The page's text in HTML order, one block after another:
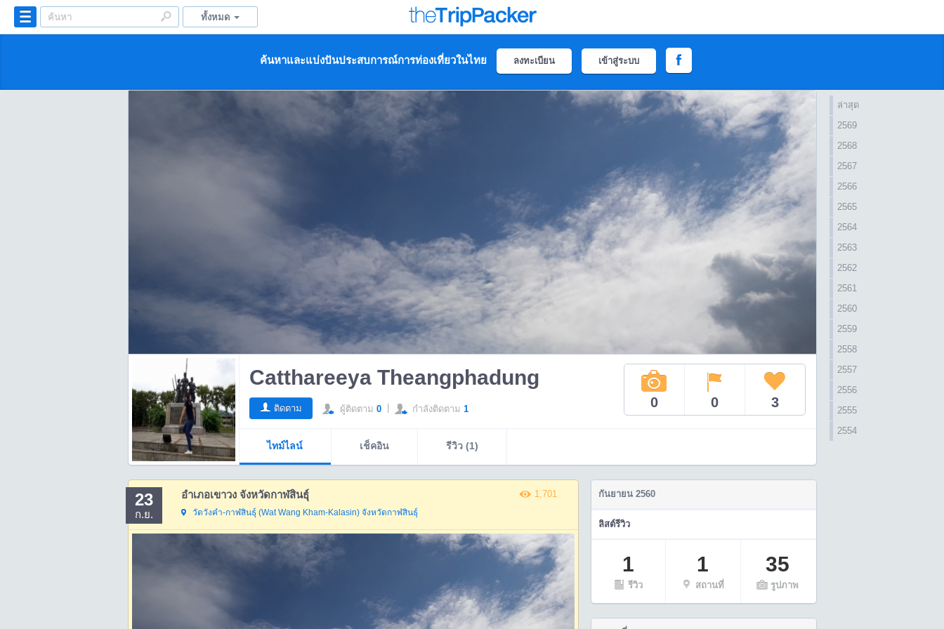
ทั้งหมด
ค้นหาและแบ่งปันประสบการณ์การท่องเที่ยวในไทย ลงทะเบียน เข้าสู่ระบบ
ล่าสุด
2569
2568
2567
2566
2565
2564
2563
2562
2561
2560
2559
2558
2557
2556
2555
2554
Catthareeya Theangphadung
0 0 3
ติดตาม ผู้ติดตาม 0| กำลังติดตาม 1
ไทม์ไลน์ เช็คอิน รีวิว (1)
23
ก.ย.
1,701
อำเภอเขาวง จังหวัดกาฬสินธุ์
วัดวังคำ-กาฬสินธุ์ (Wat Wang Kham-Kalasin)จังหวัดกาฬสินธุ์
กันยายน 2560
ลิสต์รีวิว
1
รีวิว
1
สถานที่
35
รูปภาพ